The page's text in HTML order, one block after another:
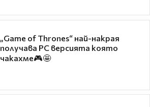
„Game of Thrones“ най-накрая
получава PC версията която
чакахме🎮🤩